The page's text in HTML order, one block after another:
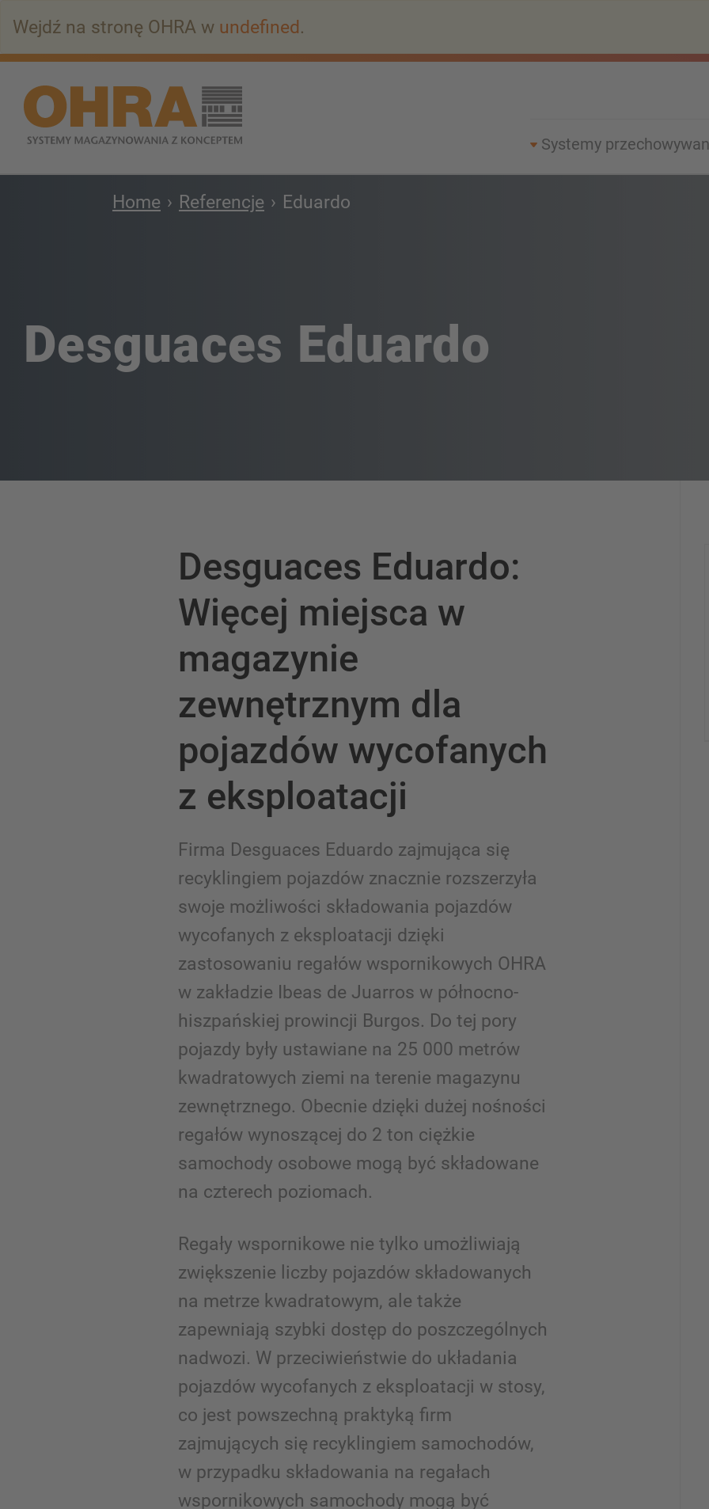
zawartości
Wejdź na stronę OHRA w undefined.
Systemy
Home Referencje Eduardo
Desguaces Eduardo
Desguaces Eduardo:
Więcej miejsca w
magazynie
zewnętrznym dla
pojazdów wycofanych
z eksploatacji
Firma Desguaces Eduardo zajmująca się
recyklingiem pojazdów znacznie rozszerzyła
swoje możliwości składowania pojazdów
wycofanych z eksploatacji dzięki
zastosowaniu regałów wspornikowych OHRA
w zakładzie Ibeas de Juarros w północno-
hiszpańskiej prowincji Burgos. Do tej pory
pojazdy były ustawiane na 25 000 metrów
kwadratowych ziemi na terenie magazynu
zewnętrznego. Obecnie dzięki dużej nośności
regałów wynoszącej do 2 ton ciężkie
samochody osobowe mogą być składowane
na czterech poziomach.
Regały wspornikowe nie tylko umożliwiają
zwiększenie liczby pojazdów składowanych
na metrze kwadratowym, ale także
zapewniają szybki dostęp do poszczególnych
nadwozi. W przeciwieństwie do układania
pojazdów wycofanych z eksploatacji w stosy,
co jest powszechną praktyką firm
zajmujących się recyklingiem samochodów,
w przypadku składowania na regałach
wspornikowych samochody mogą być